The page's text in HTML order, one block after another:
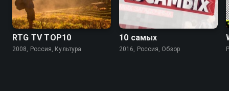
RTG TV TOP10
2008, Россия, Культура
10 самых
2016, Россия, Обзор